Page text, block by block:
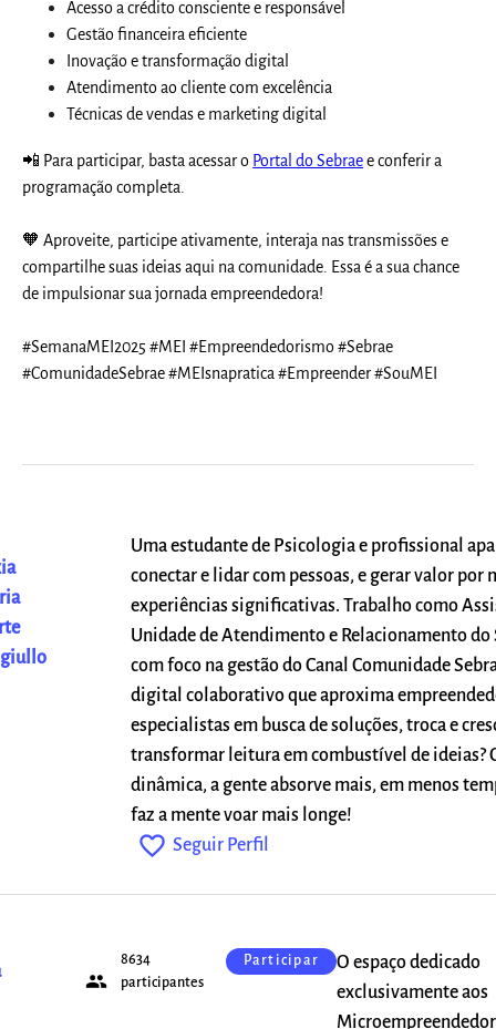
Acesso a crédito consciente e responsável
Gestão financeira eficiente
Inovação e transformação digital
Atendimento ao cliente com excelência
Técnicas de vendas e marketing digital
📲 Para participar, basta acessar o Portal do Sebraee conferir a
programação completa.
🧡 Aproveite, participe ativamente, interaja nas transmissões e
compartilhe suas ideias aqui na comunidade. Essa é a sua chance
de impulsionar sua jornada empreendedora!
#SemanaMEI2025 #MEI #Empreendedorismo #Sebrae
#ComunidadeSebrae #MEIsnapratica #Empreender #SouMEI
Uma estudante de Psicologia e profissional
conectar e lidar com pessoas, e gerar valor por
experiências significativas. Trabalho como
Unidade de Atendimento e Relacionamento do
com foco na gestão do Canal Comunidade
digital colaborativo que aproxima
especialistas em busca de soluções, troca e
transformar leitura em combustível de ideias?
dinâmica, a gente absorve mais, em menos
faz a mente voar mais longe!
favorite_outline Seguir Perfil
people
8634
participantes
Participar
O espaço dedicado
exclusivamente aos